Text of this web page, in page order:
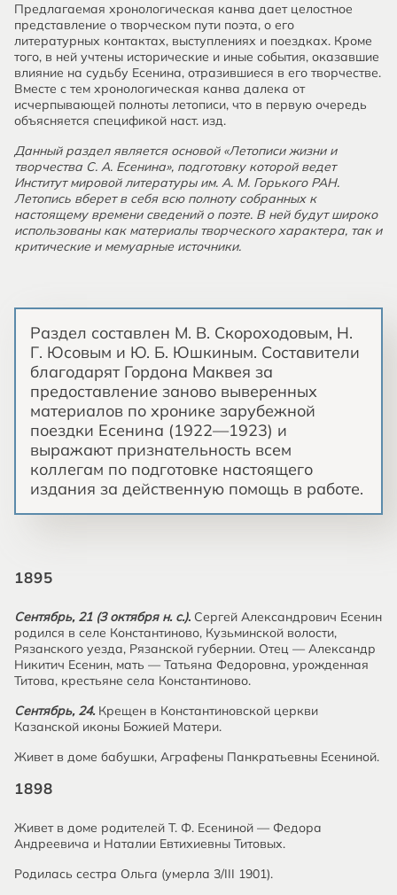
Предлагаемая хронологическая канва дает целостное
представление о творческом пути поэта, о его
литературных контактах, выступлениях и поездках. Кроме
того, в ней учтены исторические и иные события, оказавшие
влияние на судьбу Есенина, отразившиеся в его творчестве.
Вместе с тем хронологическая канва далека от
исчерпывающей полноты летописи, что в первую очередь
объясняется спецификой наст. изд.
Данный раздел является основой «Летописи жизни и
творчества С. А. Есенина», подготовку которой ведет
Институт мировой литературы им. А. М. Горького РАН.
Летопись вберет в себя всю полноту собранных к
настоящему времени сведений о поэте. В ней будут широко
использованы как материалы творческого характера, так и
критические и мемуарные источники.
Раздел составлен М. В. Скороходовым, Н.
Г. Юсовым и Ю. Б. Юшкиным. Составители
благодарят Гордона Маквея за
предоставление заново выверенных
материалов по хронике зарубежной
поездки Есенина (1922—1923) и
выражают признательность всем
коллегам по подготовке настоящего
издания за действенную помощь в работе.
1895
Сентябрь, 21 (3 октября н. с.). Сергей Александрович Есенин
родился в селе Константиново, Кузьминской волости,
Рязанского уезда, Рязанской губернии. Отец — Александр
Никитич Есенин, мать — Татьяна Федоровна, урожденная
Титова, крестьяне села Константиново.
Сентябрь, 24.Крещен в Константиновской церкви
Казанской иконы Божией Матери.
Живет в доме бабушки, Аграфены Панкратьевны Есениной.
1898
Живет в доме родителей Т. Ф. Есениной — Федора
Андреевича и Наталии Евтихиевны Титовых.
Родилась сестра Ольга (умерла 3/III 1901).